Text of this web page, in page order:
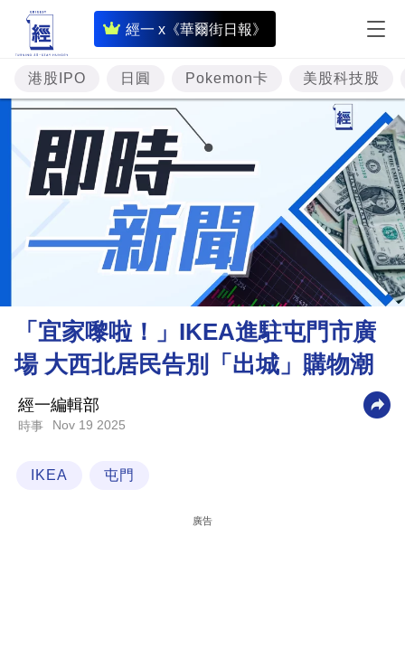
經一 x《華爾街日報》
即
時
財
經
專
題
投
資
樓
市
財
商
科
港股IPO 日圓 Pokemon卡 美股科技股
「宜家嚟啦！」IKEA進駐屯門市廣
場 大西北居民告別「出城」購物潮
經一編輯部
時事 Nov 19 2025
IKEA 屯門
廣告